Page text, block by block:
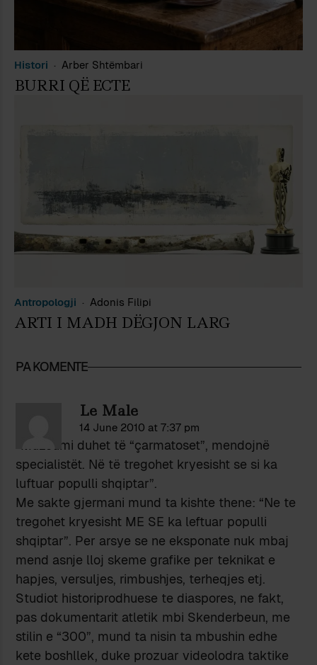
Histori Arber Shtëmbari
BURRI QË ECTE
Antropologji Adonis Filipi
ARTI I MADH DËGJON LARG
PA KOMENTE
Le Male
14 June 2010 at 7:37 pm
“Muzeumi duhet të “çarmatoset”, mendojnë
specialistët. Në të tregohet kryesisht se si ka
luftuar populli shqiptar”.
Me sakte gjermani mund ta kishte thene: “Ne te
tregohet kryesisht ME SE ka leftuar populli
shqiptar”. Per arsye se ne eksponate nuk mbaj
mend asnje lloj skeme grafike per teknikat e
hapjes, versuljes, rimbushjes, terheqjes etj.
Studiot historiprodhuese te diaspores, ne fakt,
pas dokumentarit atletik mbi Skenderbeun, me
stilin e “300”, mund ta nisin ta mbushin edhe
kete boshllek, duke prozuar videolodra taktike